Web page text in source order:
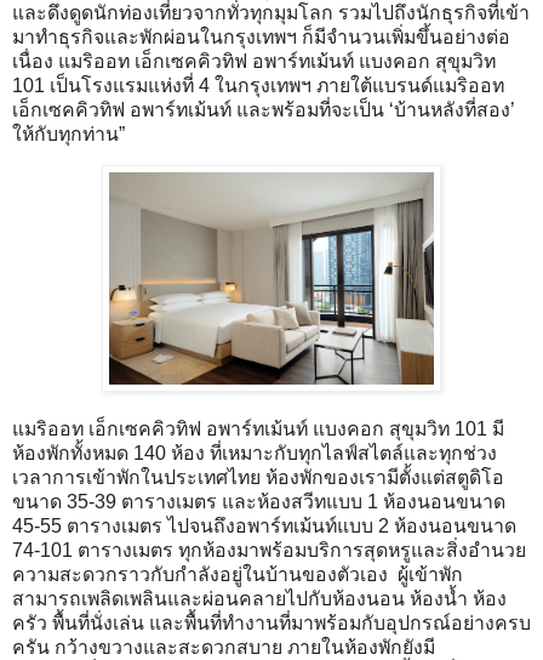
และดึงดูดนักท่องเที่ยวจากทั่วทุกมุมโลก รวมไปถึงนักธุรกิจที่เข้า
มาทำธุรกิจและพักผ่อนในกรุงเทพฯ ก็มีจำนวนเพิ่มขึ้นอย่างต่อ
เนื่อง แมริออท เอ็กเซคคิวทิฟ อพาร์ทเม้นท์ แบงคอก สุขุมวิท
101 เป็นโรงแรมแห่งที่ 4 ในกรุงเทพฯ ภายใต้แบรนด์แมริออท
เอ็กเซคคิวทิฟ อพาร์ทเม้นท์ และพร้อมที่จะเป็น ‘บ้านหลังที่สอง’
ให้กับทุกท่าน”
แมริออท เอ็กเซคคิวทิฟ อพาร์ทเม้นท์ แบงคอก สุขุมวิท 101 มี
ห้องพักทั้งหมด 140 ห้อง ที่เหมาะกับทุกไลฟ์สไตล์และทุกช่วง
เวลาการเข้าพักในประเทศไทย ห้องพักของเรามีตั้งแต่สตูดิโอ
ขนาด 35-39 ตารางเมตร และห้องสวีทแบบ 1 ห้องนอนขนาด
45-55 ตารางเมตร ไปจนถึงอพาร์ทเม้นท์แบบ 2 ห้องนอนขนาด
74-101 ตารางเมตร ทุกห้องมาพร้อมบริการสุดหรูและสิ่งอำนวย
ความสะดวกราวกับกำลังอยู่ในบ้านของตัวเอง ผู้เข้าพัก
สามารถเพลิดเพลินและผ่อนคลายไปกับห้องนอน ห้องน้ำ ห้อง
ครัว พื้นที่นั่งเล่น และพื้นที่ทำงานที่มาพร้อมกับอุปกรณ์อย่างครบ
ครัน กว้างขวางและสะดวกสบาย ภายในห้องพักยังมี